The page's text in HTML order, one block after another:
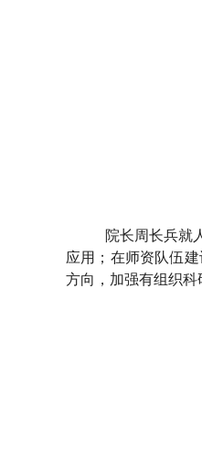
院长周长兵就
应用；在师资队伍
方向，加强有组织科